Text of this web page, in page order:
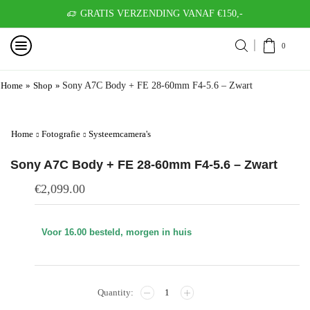
GRATIS VERZENDING VANAF €150,-
0
Home » Shop » Sony A7C Body + FE 28-60mm F4-5.6 – Zwart
Home Fotografie Systeemcamera's
Sony A7C Body + FE 28-60mm F4-5.6 – Zwart
€2,099.00
Voor 16.00 besteld, morgen in huis